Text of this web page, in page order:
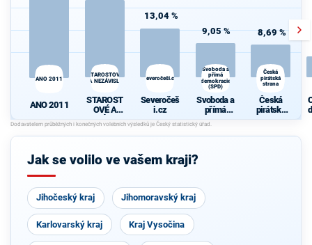
ANO 2011
ANO 2011
STAROSTOVÉ
A NEZÁVISLÍ
STAROST
OVÉ A
NEZÁVISL
Í
13,04 %
Severočeši.cz
Severočeš
i.cz
9,05 %
Svoboda a
přímá
demokracie
(SPD)
Svoboda a
přímá
demokraci
e (SPD)
8,69 %
Česká
pirátská
strana
Česká
pirátská
strana
Jak se volilo ve vašem kraji?
Jihočeský kraj Jihomoravský kraj
Karlovarský kraj Kraj Vysočina